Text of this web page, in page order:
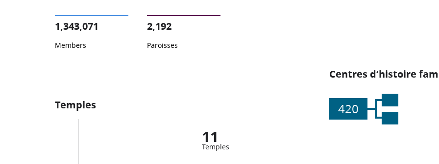
1,343,071
Members
2,192
Paroisses
Centres d’histoire
420
Temples
11
Temples